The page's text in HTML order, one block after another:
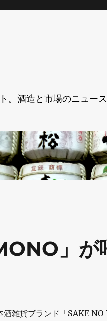
。酒造と市場のニュー
」が
酒雑貨ブランド「SAKE